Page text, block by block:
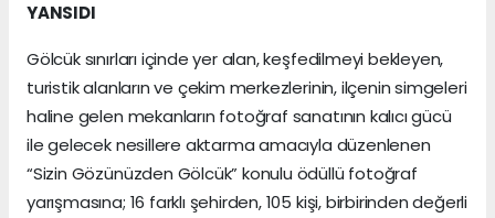
YANSIDI
Gölcük sınırları içinde yer alan, keşfedilmeyi bekleyen,
turistik alanların ve çekim merkezlerinin, ilçenin simgeleri
haline gelen mekanların fotoğraf sanatının kalıcı gücü
ile gelecek nesillere aktarma amacıyla düzenlenen
“Sizin Gözünüzden Gölcük” konulu ödüllü fotoğraf
yarışmasına; 16 farklı şehirden, 105 kişi, birbirinden değerli